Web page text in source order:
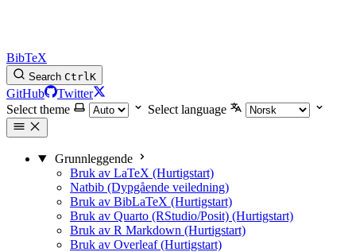
BibTeX
Search CtrlK
GitHub
Twitter
Select theme
Select language
Grunnleggende
Bruk av LaTeX (Hurtigstart)
Natbib (Dypgående veiledning)
Bruk av BibLaTeX (Hurtigstart)
Bruk av Quarto (RStudio/Posit) (Hurtigstart)
Bruk av R Markdown (Hurtigstart)
Bruk av Overleaf (Hurtigstart)